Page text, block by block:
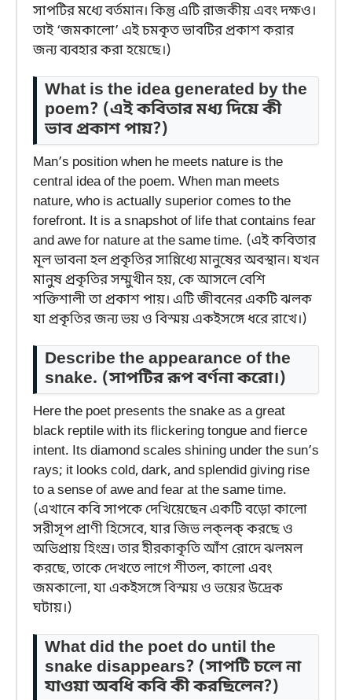
সাপটির মধ্যে বর্তমান। কিন্তু এটি রাজকীয় এবং দক্ষও।
তাই ‘জমকালো’ এই চমকৃত ভাবটির প্রকাশ করার
জন্য ব্যবহার করা হয়েছে।)
What is the idea generated by the
poem? (এই কবিতার মধ্য দিয়ে কী
ভাব প্রকাশ পায়?)
Man’s position when he meets nature is the
central idea of the poem. When man meets
nature, who is actually superior comes to the
forefront. It is a snapshot of life that contains fear
and awe for nature at the same time. (এই কবিতার
মূল ভাবনা হল প্রকৃতির সান্নিধ্যে মানুষের অবস্থান। যখন
মানুষ প্রকৃতির সম্মুখীন হয়, কে আসলে বেশি
শক্তিশালী তা প্রকাশ পায়। এটি জীবনের একটি ঝলক
যা প্রকৃতির জন্য ভয় ও বিস্ময় একইসঙ্গে ধরে রাখে।)
Describe the appearance of the
snake. (সাপটির রূপ বর্ণনা করো।)
Here the poet presents the snake as a great
black reptile with its flickering tongue and fierce
intent. Its diamond scales shining under the sun’s
rays; it looks cold, dark, and splendid giving rise
to a sense of awe and fear at the same time.
(এখানে কবি সাপকে দেখিয়েছেন একটি বড়ো কালো
সরীসৃপ প্রাণী হিসেবে, যার জিভ লক্‌লক্‌ করছে ও
অভিপ্রায় হিংস্র। তার হীরকাকৃতি আঁশ রোদে ঝলমল
করছে, তাকে দেখতে লাগে শীতল, কালো এবং
জমকালো, যা একইসঙ্গে বিস্ময় ও ভয়ের উদ্রেক
ঘটায়।)
What did the poet do until the
snake disappears? (সাপটি চলে না
যাওয়া অবধি কবি কী করছিলেন?)